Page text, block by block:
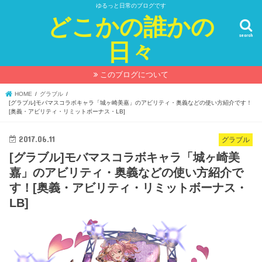
ゆるっと日常のブログです
どこかの誰かの
日々
search
このブログについて
HOME
グラブル
[グラブル]モバマスコラボキャラ「城ヶ崎美嘉」のアビリティ・奥義などの使い方紹介です！
[奥義・アビリティ・リミットボーナス・LB]
グラブル
2017.06.11
[グラブル]モバマスコラボキャラ「城ヶ崎美
嘉」のアビリティ・奥義などの使い方紹介で
す！[奥義・アビリティ・リミットボーナス・
LB]